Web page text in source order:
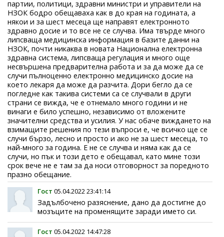
партии, политици, здравни министри и управители на
НЗОК бодро обещаваха как в до края на годината, а
някои и за шест месеца ще направят електронното
здравно досие и то все не се случва. Има твърде много
липсваща медицинска информация в базите данни на
НЗОК, почти никаква в новата Национална електронна
здравна система, липсваща регулация и много още
несвършена предварителна работа и за да може да се
случи пълноценно електронно медицинско досие на
което лекаря да може да разчита. Дори бегло да се
погледне как такива системи са се случвали в други
страни се вижда, че е отнемало много години и не
винаги е било успешно, независимо от вложените
значителни средства и усилия. У нас обаче виждането на
взимащите решения по тези въпроси е, че всичко ще се
случи бързо, лесно и просто и ако не за шест месеца, то
най-много за година. Е не се случва и няма как да се
случи, но пък и този дето е обещавал, като мине този
срок вече не е там за да носи отговорност за поредното
празно обещание.
Гост 05.04.2022 23:41:14
Задълбочено разяснение, дано да достигне до
мозъците на променящите заради името си.
Гост 05.04.2022 14:47:28